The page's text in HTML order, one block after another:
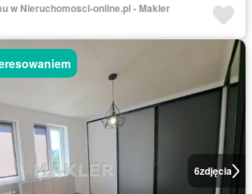
w Nieruchomosci-online.pl - Makler
6zdjęcia